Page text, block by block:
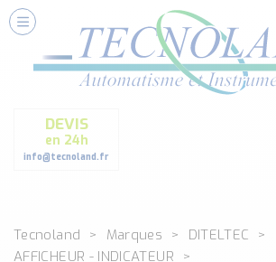
DEVIS
en 24h
info@tecnoland.fr
Nos Services
Conseils et Fourniture
Formation et Assistance
Architecture I-O Link multi fabricants
Classé par catégorie
Tecnoland Marques
DITELTEC
AFFICHEUR - INDICATEUR